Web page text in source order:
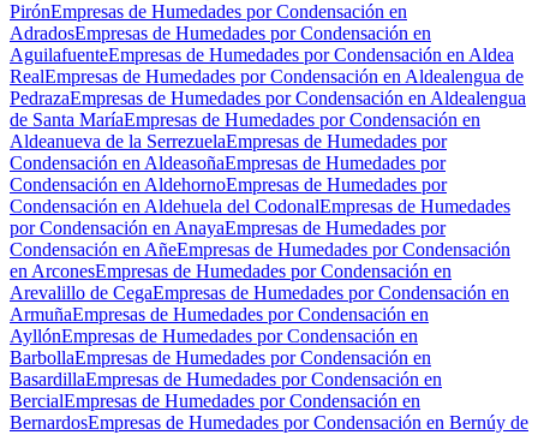
PirónEmpresas de Humedades por Condensación en
AdradosEmpresas de Humedades por Condensación en
AguilafuenteEmpresas de Humedades por Condensación en Aldea
RealEmpresas de Humedades por Condensación en Aldealengua de
PedrazaEmpresas de Humedades por Condensación en Aldealengua
de Santa MaríaEmpresas de Humedades por Condensación en
Aldeanueva de la SerrezuelaEmpresas de Humedades por
Condensación en AldeasoñaEmpresas de Humedades por
Condensación en AldehornoEmpresas de Humedades por
Condensación en Aldehuela del CodonalEmpresas de Humedades
por Condensación en AnayaEmpresas de Humedades por
Condensación en AñeEmpresas de Humedades por Condensación
en ArconesEmpresas de Humedades por Condensación en
Arevalillo de CegaEmpresas de Humedades por Condensación en
ArmuñaEmpresas de Humedades por Condensación en
AyllónEmpresas de Humedades por Condensación en
BarbollaEmpresas de Humedades por Condensación en
BasardillaEmpresas de Humedades por Condensación en
BercialEmpresas de Humedades por Condensación en
BernardosEmpresas de Humedades por Condensación en Bernúy de